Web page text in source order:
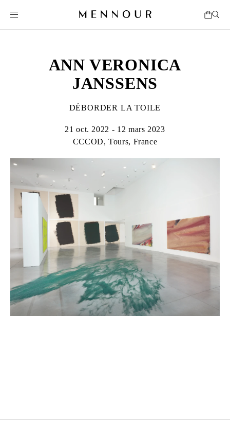
ANN VERONICA
JANSSENS
DÉBORDER LA TOILE
21 oct. 2022 - 12 mars 2023
CCCOD, Tours, France